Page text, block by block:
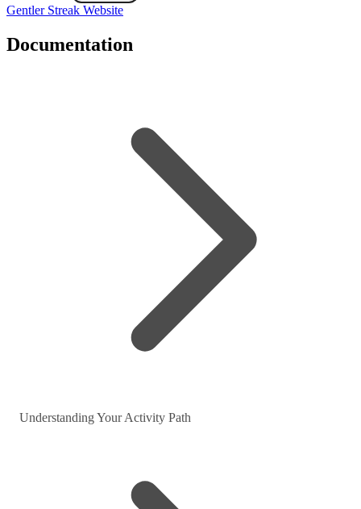
Gentler Streak Website
Documentation
Understanding Your Activity Path